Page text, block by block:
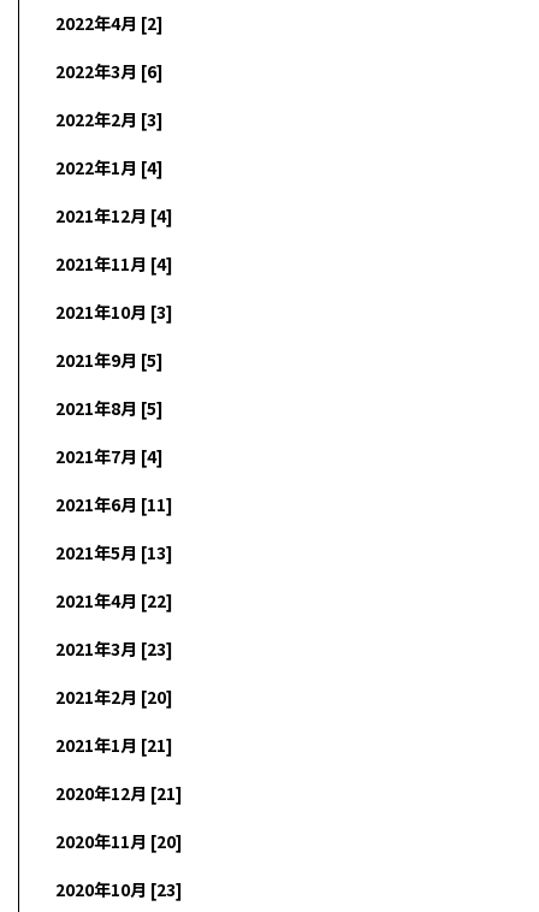
2022年4月 [2]
2022年3月 [6]
2022年2月 [3]
2022年1月 [4]
2021年12月 [4]
2021年11月 [4]
2021年10月 [3]
2021年9月 [5]
2021年8月 [5]
2021年7月 [4]
2021年6月 [11]
2021年5月 [13]
2021年4月 [22]
2021年3月 [23]
2021年2月 [20]
2021年1月 [21]
2020年12月 [21]
2020年11月 [20]
2020年10月 [23]